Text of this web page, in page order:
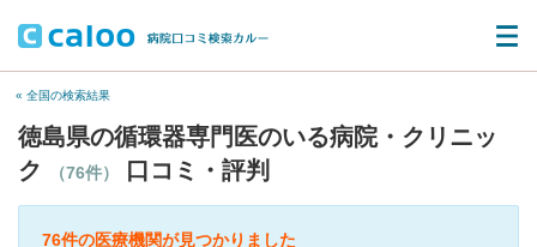
« 全国の検索結果
徳島県の循環器専門医のいる病院・クリニッ
ク
（76件） 口コミ・評判
76件の医療機関が見つかりました